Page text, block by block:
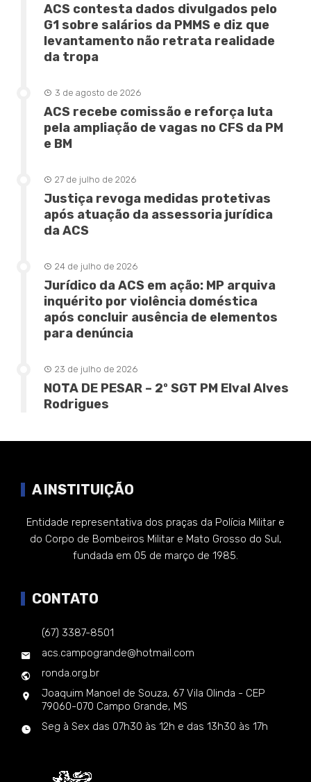
ACS contesta dados divulgados pelo
G1 sobre salários da PMMS e diz que
levantamento não retrata realidade
da tropa
3 de agosto de 2026
ACS recebe comissão e reforça luta
pela ampliação de vagas no CFS da PM
e BM
27 de julho de 2026
Justiça revoga medidas protetivas
após atuação da assessoria jurídica
da ACS
24 de julho de 2026
Jurídico da ACS em ação: MP arquiva
inquérito por violência doméstica
após concluir ausência de elementos
para denúncia
23 de julho de 2026
NOTA DE PESAR – 2º SGT PM Elval Alves
Rodrigues
A INSTITUIÇÃO
Entidade representativa dos praças da Polícia Militar e
do Corpo de Bombeiros Militar e Mato Grosso do Sul,
fundada em 05 de março de 1985.
CONTATO
(67) 3387-8501
acs.campogrande@hotmail.com
ronda.org.br
Joaquim Manoel de Souza, 67 Vila Olinda - CEP
79060-070 Campo Grande, MS
Seg à Sex das 07h30 às 12h e das 13h30 às 17h